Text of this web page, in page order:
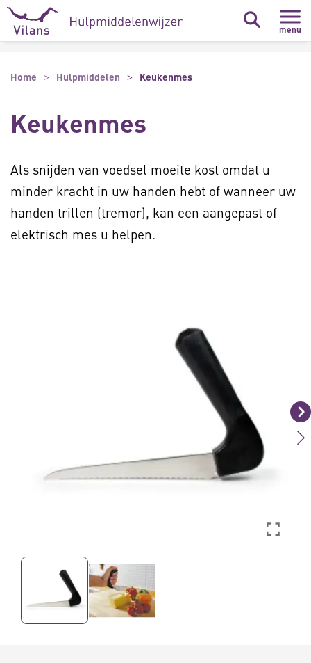
Naar hoofdinhoud
Naar footer
menu
Home Hulpmiddelen Keukenmes
Keukenmes
Als snijden van voedsel moeite kost omdat u
minder kracht in uw handen hebt of wanneer uw
handen trillen (tremor), kan een aangepast of
elektrisch mes u helpen.